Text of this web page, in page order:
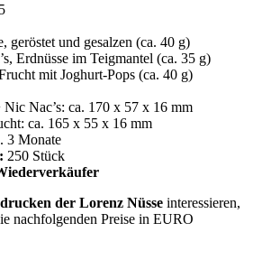
geröstet und gesalzen (ca. 40 g)
Erdnüsse im Teigmantel (ca. 35 g)
mit Joghurt-Pops (ca. 40 g)
Nac’s: ca. 170 x 57 x 16 mm
ca. 165 x 55 x 16 mm
3 Monate
250 Stück
der Lorenz Nüsse interessieren,
nachfolgenden Preise in EURO